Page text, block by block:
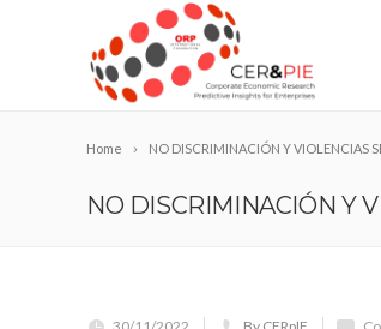
Home NO DISCRIMINACIÓN Y VIOLENCIAS
NO DISCRIMINACIÓN Y